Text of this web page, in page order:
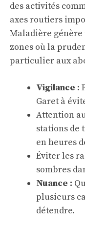
des activités
axes routiers
Maladière génère
zones où la
particulier aux
Vigilance :
Garet à
Attention
stations de
en heures
Éviter les
sombres
Nuance :
plusieurs
détendre.